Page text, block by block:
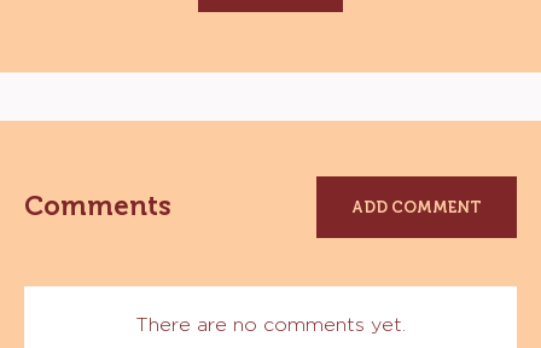
Comments ADD COMMENT
There are no comments yet.